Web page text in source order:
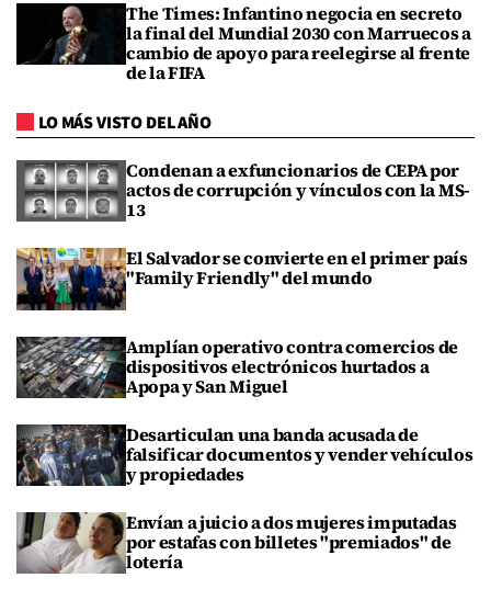
The Times: Infantino negocia en secreto
la final del Mundial 2030 con Marruecos a
cambio de apoyo para reelegirse al frente
de la FIFA
LO MÁS VISTO DEL AÑO
Condenan a exfuncionarios de CEPA por
actos de corrupción y vínculos con la MS-
13
El Salvador se convierte en el primer país
"Family Friendly" del mundo
Amplían operativo contra comercios de
dispositivos electrónicos hurtados a
Apopa y San Miguel
Desarticulan una banda acusada de
falsificar documentos y vender vehículos
y propiedades
Envían a juicio a dos mujeres imputadas
por estafas con billetes "premiados" de
lotería